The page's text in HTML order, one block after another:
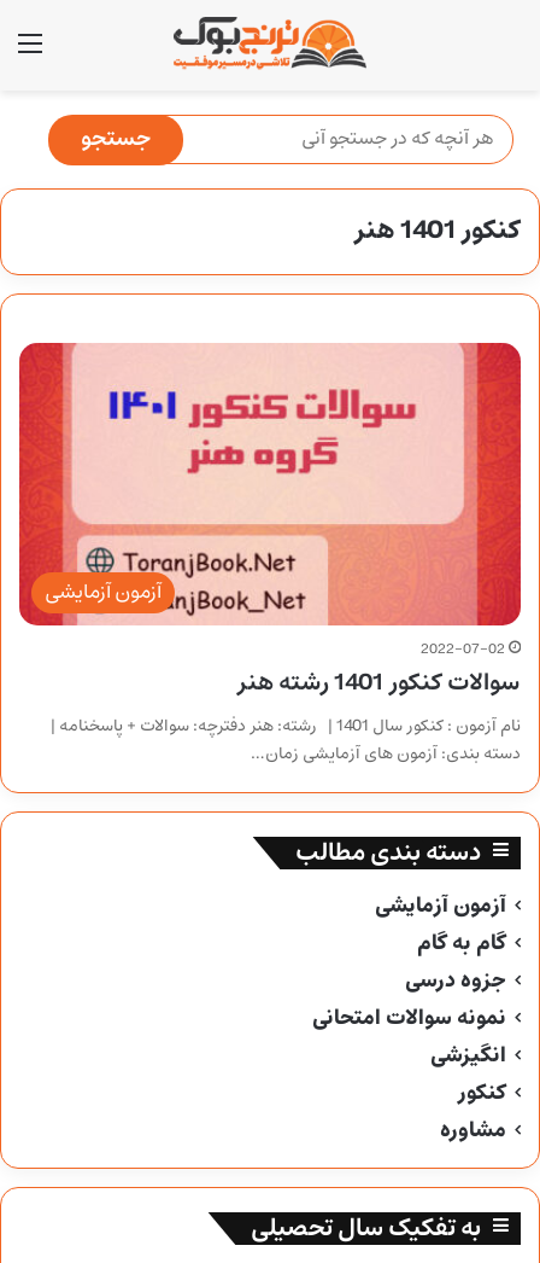
کنکور 1401 هنر
آزمون آزمایشی
2022-07-02
سوالات کنکور 1401 رشته هنر
نام آزمون : کنکور سال 1401 | رشته: هنر دفترچه: سوالات + پاسخنامه |
دسته بندی: آزمون های آزمایشی زمان…
دسته بندی مطالب
آزمون آزمایشی
گام به گام
جزوه درسی
نمونه سوالات امتحانی
انگیزشی
کنکور
مشاوره
به تفکیک سال تحصیلی